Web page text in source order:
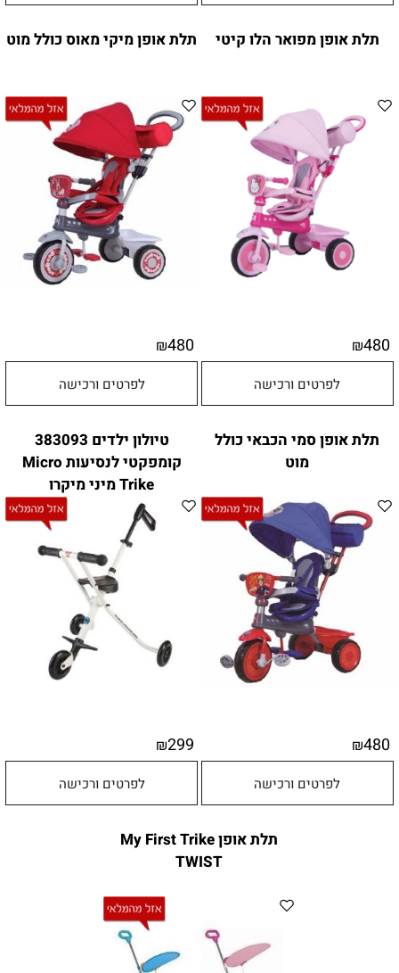
תלת אופן מפואר הלו קיטי
₪480
לפרטים ורכישה
תלת אופן מיקי מאוס כולל מוט
₪480
לפרטים ורכישה
תלת אופן סמי הכבאי כולל
מוט
₪480
לפרטים ורכישה
טיולון ילדים 383093
קומפקטי לנסיעות Micro
Trike מיני מיקרו
₪299
לפרטים ורכישה
תלת אופן My First Trike
TWIST